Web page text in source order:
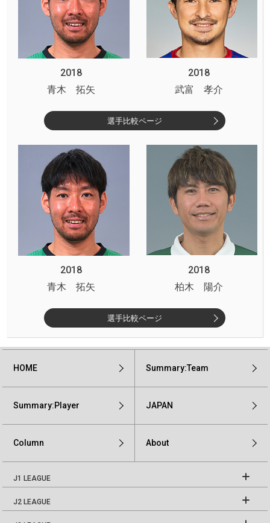
2018
2018
青木 拓矢
武富 孝介
選手比較ページ
2018
2018
青木 拓矢
柏木 陽介
選手比較ページ
HOME Summary:Team
Summary:Player JAPAN
Column About
J1 LEAGUE
J2 LEAGUE